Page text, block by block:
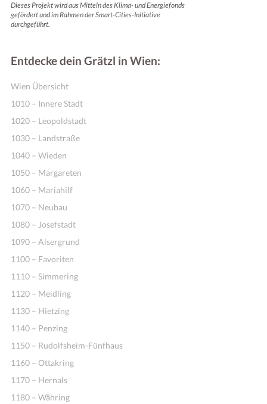
Online Shops
Dieses Projekt wird aus Mitteln des Klima- und Energiefonds
gefördert und im Rahmen der Smart-Cities-Initiative
durchgeführt.
Entdecke dein Grätzl in Wien:
Wien Übersicht
1010 – Innere Stadt
1020 – Leopoldstadt
1030 – Landstraße
1040 – Wieden
1050 – Margareten
1060 – Mariahilf
1070 – Neubau
1080 – Josefstadt
1090 – Alsergrund
1100 – Favoriten
1110 – Simmering
1120 – Meidling
1130 – Hietzing
1140 – Penzing
1150 – Rudolfsheim-Fünfhaus
1160 – Ottakring
1170 – Hernals
1180 – Währing